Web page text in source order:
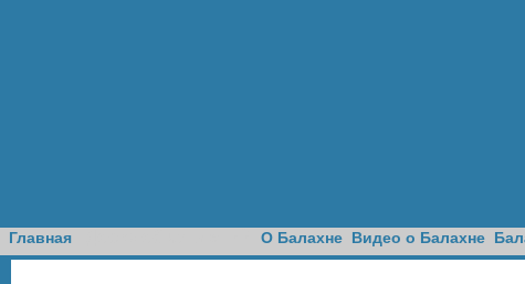
Главная О Балахне Видео о Балахне